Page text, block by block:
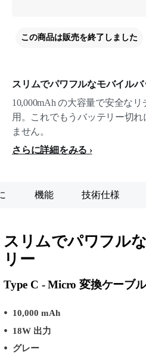
スリムでパワフルなモバイルバ
10,000mAh の大容量で安全な
用。これでもうバッテリー切
ません。
さらに詳細をみる
この商品は販売を終了しました
機能 技術仕様
スリムでパワフル
リー
Type C - Micro 変換ケーブ
10,000 mAh
18W 出力
グレー